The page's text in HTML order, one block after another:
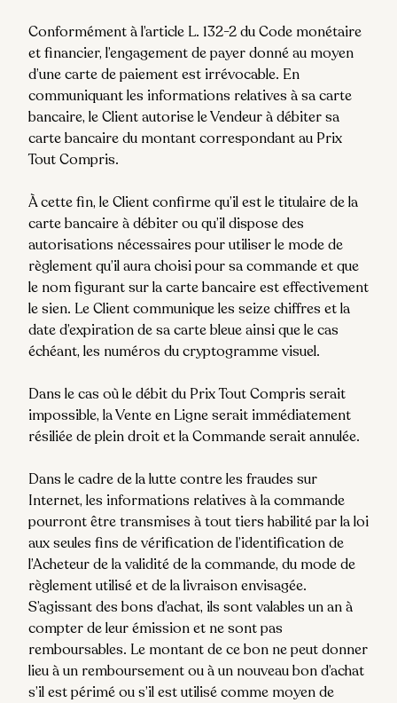
Conformément à l’article L. 132-2 du Code monétaire
et financier, l’engagement de payer donné au moyen
d’une carte de paiement est irrévocable. En
communiquant les informations relatives à sa carte
bancaire, le Client autorise le Vendeur à débiter sa
carte bancaire du montant correspondant au Prix
Tout Compris.
À cette fin, le Client confirme qu’il est le titulaire de la
carte bancaire à débiter ou qu’il dispose des
autorisations nécessaires pour utiliser le mode de
règlement qu’il aura choisi pour sa commande et que
le nom figurant sur la carte bancaire est effectivement
le sien. Le Client communique les seize chiffres et la
date d’expiration de sa carte bleue ainsi que le cas
échéant, les numéros du cryptogramme visuel.
Dans le cas où le débit du Prix Tout Compris serait
impossible, la Vente en Ligne serait immédiatement
résiliée de plein droit et la Commande serait annulée.
Dans le cadre de la lutte contre les fraudes sur
Internet, les informations relatives à la commande
pourront être transmises à tout tiers habilité par la loi
aux seules fins de vérification de l’identification de
l’Acheteur de la validité de la commande, du mode de
règlement utilisé et de la livraison envisagée.
S’agissant des bons d’achat, ils sont valables un an à
compter de leur émission et ne sont pas
remboursables. Le montant de ce bon ne peut donner
lieu à un remboursement ou à un nouveau bon d’achat
s’il est périmé ou s’il est utilisé comme moyen de